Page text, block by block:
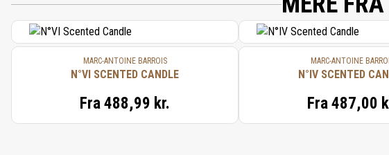
MARC-ANTOINE BARROIS
N°VI SCENTED CANDLE
Fra488,99 kr.
MARC-ANTOINE
N°IV SCENTED
Fra487,00